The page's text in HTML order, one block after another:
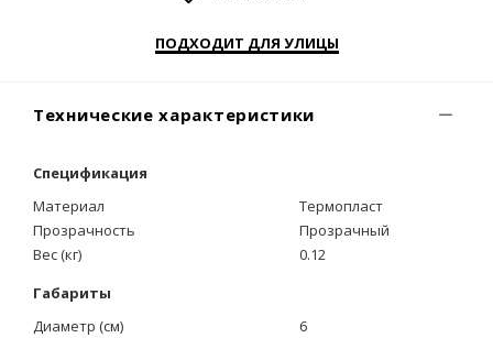
ПОДХОДИТ ДЛЯ УЛИЦЫ
Технические характеристики
Спецификация
Материал
Термопласт
Прозрачность
Прозрачный
Вес (кг)
0.12
Габариты
Диаметр (см)
6